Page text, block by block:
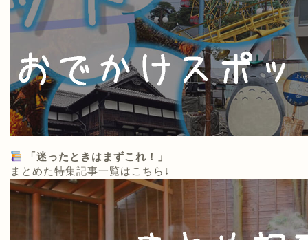
「迷ったときはまずこれ！」
まとめた特集記事一覧はこちら↓